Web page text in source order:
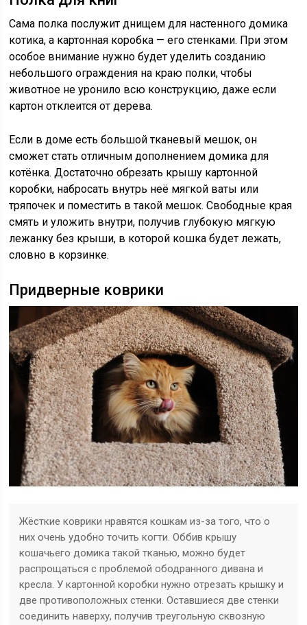
Сама полка послужит днищем для настенного домика
котика, а картонная коробка — его стенками. При этом
особое внимание нужно будет уделить созданию
небольшого ограждения на краю полки, чтобы
животное не уронило всю конструкцию, даже если
картон отклеится от дерева.
Если в доме есть большой тканевый мешок, он
сможет стать отличным дополнением домика для
котёнка. Достаточно обрезать крышу картонной
коробки, набросать внутрь неё мягкой ваты или
тряпочек и поместить в такой мешок. Свободные края
смять и уложить внутри, получив глубокую мягкую
лежанку без крыши, в которой кошка будет лежать,
словно в корзинке.
Придверные коврики
Жёсткие коврики нравятся кошкам из-за того, что о
них очень удобно точить когти. Оббив крышу
кошачьего домика такой тканью, можно будет
распрощаться с проблемой ободранного дивана и
кресла. У картонной коробки нужно отрезать крышку и
две противоположных стенки. Оставшиеся две стенки
соединить наверху, получив треугольную сквозную